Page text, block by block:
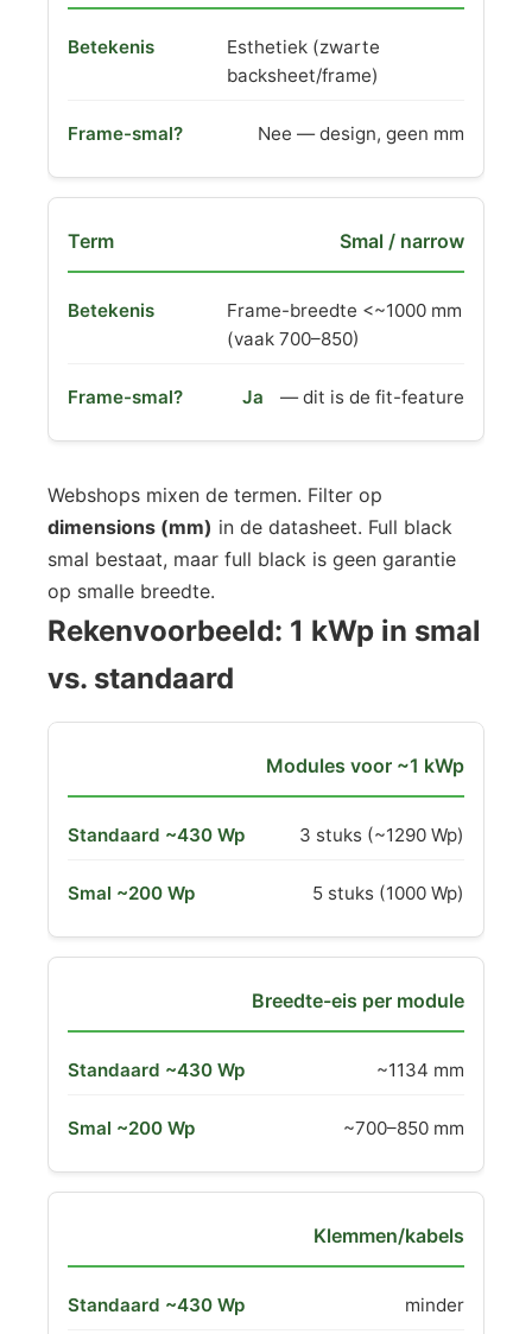
Esthetiek (zwarte
backsheet/frame)
Nee — design, geen mm
Smal / narrow
Frame-breedte <~1000 mm
(vaak 700–850)
Ja — dit is de fit-feature
Webshops mixen de termen. Filter op
dimensions (mm) in de datasheet. Full black
smal bestaat, maar full black is geen garantie
op smalle breedte.
Rekenvoorbeeld: 1 kWp in smal
vs. standaard
Modules voor ~1 kWp
3 stuks (~1290 Wp)
5 stuks (1000 Wp)
Breedte-eis per module
~1134 mm
~700–850 mm
Klemmen/kabels
minder